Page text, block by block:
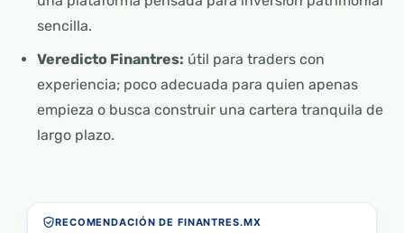
sencilla.
Veredicto Finantres: útil para traders con
experiencia; poco adecuada para quien apenas
empieza o busca construir una cartera tranquila de
largo plazo.
RECOMENDACIÓN DE FINANTRES.MX